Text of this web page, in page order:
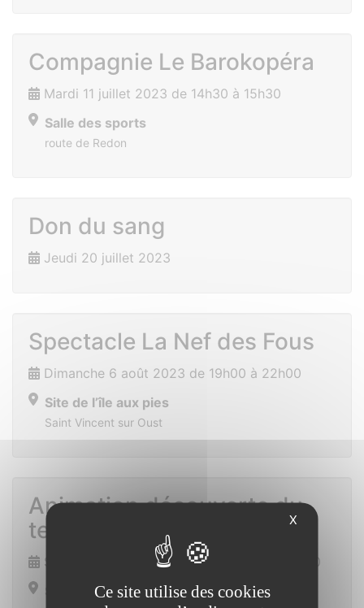
Compagnie Le Barokopéra
Mardi 11 juillet 2023 de 14h30 à 15h30
Salle des sports
route de Redon
Don du sang
Jeudi 20 juillet 2023
Spectacle La Nef des Fous
Dimanche 6 août 2023 de 19h00 à 22h00
Site de l’île aux pies
Saint Vincent sur Oust
Animation découverte du
tennis
Samedi 9 septembre 2023 de 14h00 à 17h00
Salle des sports
X
Ce site utilise des cookies